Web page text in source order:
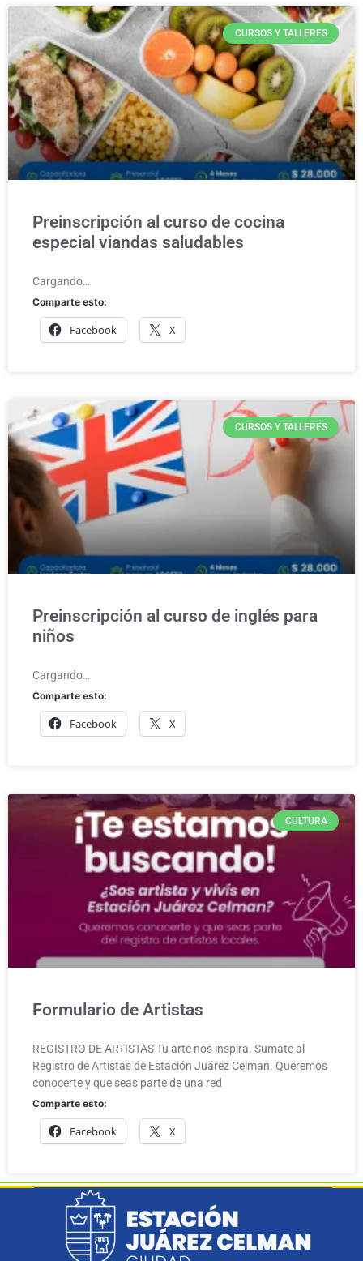
CURSOS Y TALLERES
Preinscripción al curso de cocina
especial viandas saludables
Cargando…
Comparte esto:
Facebook X
CURSOS Y TALLERES
Preinscripción al curso de inglés para
niños
Cargando…
Comparte esto:
Facebook X
CULTURA
Formulario de Artistas
REGISTRO DE ARTISTAS Tu arte nos inspira. Sumate al
Registro de Artistas de Estación Juárez Celman. Queremos
conocerte y que seas parte de una red
Comparte esto:
Facebook X